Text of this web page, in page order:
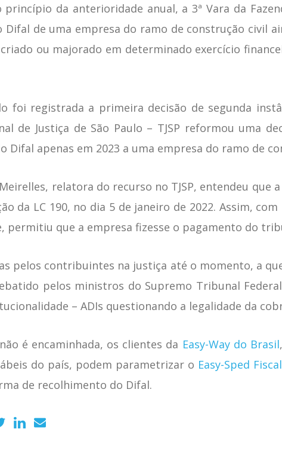
princípio da anterioridade anual, a 3ª Vara da
Difal de uma empresa do ramo de construção civil
ou majorado em determinado exercício
foi registrada a primeira decisão de segunda
de Justiça de São Paulo – TJSP reformou uma
Difal apenas em 2023 a uma empresa do ramo de
relatora do recurso no TJSP, entendeu que
da LC 190, no dia 5 de janeiro de 2022. Assim,
permitiu que a empresa fizesse o pagamento do
pelos contribuintes na justiça até o momento, a
pelos ministros do Supremo Tribunal
– ADIs questionando a legalidade da
é encaminhada, os clientes da Easy-Way do Brasil
do país, podem parametrizar o Easy-Sped Fiscal
de recolhimento do Difal.